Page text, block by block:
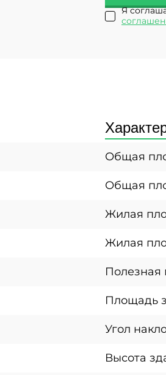
Я
Общая
Общая
Жилая
Жилая
Полезная
Площадь
Угол
Высота